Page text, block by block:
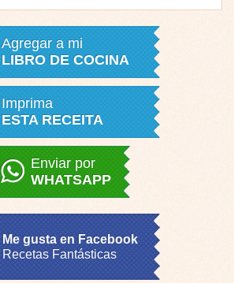
Agregar a mi
LIBRO DE COCINA
Imprima
ESTA RECEITA
Enviar por
WHATSAPP
Me gusta en Facebook
Recetas Fantásticas